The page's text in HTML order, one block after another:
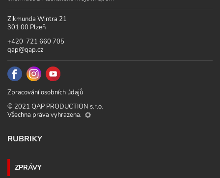
Zikmunda Wintra 21
301 00 Plzeň
+420 721 660 705
qap@qap.cz
Zpracování osobních údajů
© 2021 QAP PRODUCTION s.r.o.
Všechna práva vyhrazena.
RUBRIKY
ZPRÁVY